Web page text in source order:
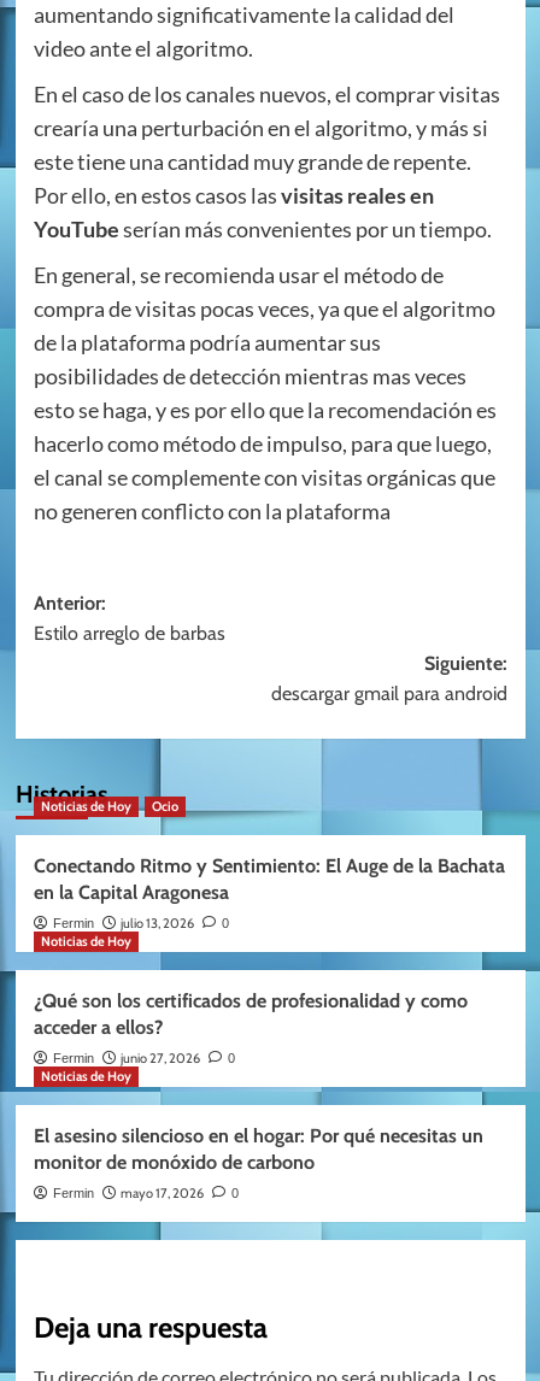
aumentando significativamente la calidad del
video ante el algoritmo.
En el caso de los canales nuevos, el comprar visitas
crearía una perturbación en el algoritmo, y más si
este tiene una cantidad muy grande de repente.
Por ello, en estos casos lasvisitas reales en
YouTubeserían más convenientes por un tiempo.
En general, se recomienda usar el método de
compra de visitas pocas veces, ya que el algoritmo
de la plataforma podría aumentar sus
posibilidades de detección mientras mas veces
esto se haga, y es por ello que la recomendación es
hacerlo como método de impulso, para que luego,
el canal se complemente con visitas orgánicas que
no generen conflicto con la plataforma
Navegación
de
Anterior:
Estilo arreglo de barbas
Siguiente:
descargar gmail para android
Historias
Noticias de Hoy Ocio
Conectando Ritmo y Sentimiento: El Auge de la Bachata
en la Capital Aragonesa
Fermin julio 13, 2026 0
Noticias de Hoy
¿Qué son los certificados de profesionalidad y como
acceder a ellos?
Fermin junio 27, 2026 0
Noticias de Hoy
El asesino silencioso en el hogar: Por qué necesitas un
monitor de monóxido de carbono
Fermin mayo 17, 2026 0
Deja una respuesta